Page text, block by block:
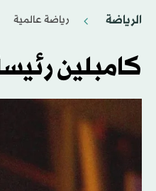
الرياضة رياضة عالمية
كامبلين رئيسة